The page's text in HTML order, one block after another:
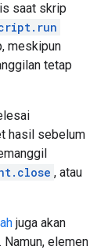
saat skrip
meskipun
tetap
hasil sebelum
, atau
juga akan
elemen